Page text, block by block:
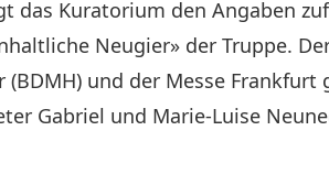
das Kuratorium den Angaben
Neugier» der Truppe.
und der Messe
Gabriel und Marie-Luise